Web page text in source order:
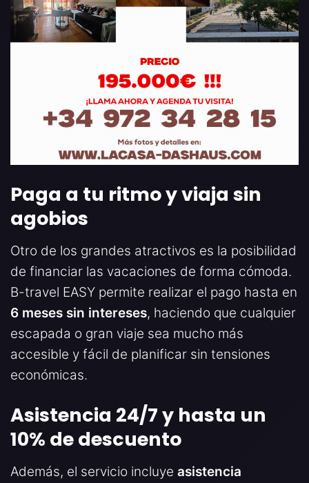
Paga a tu ritmo y viaja sin
agobios
Otro de los grandes atractivos es la posibilidad
de financiar las vacaciones de forma cómoda.
B-travel EASY permite realizar el pago hasta en
6 meses sin intereses, haciendo que cualquier
escapada o gran viaje sea mucho más
accesible y fácil de planificar sin tensiones
económicas.
Asistencia 24/7 y hasta un
10% de descuento
Además, el servicio incluye asistencia